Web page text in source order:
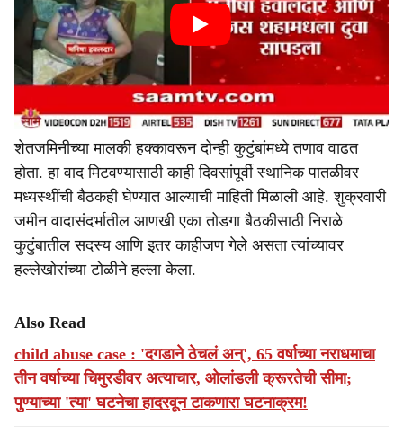
शेतजमिनीच्या मालकी हक्कावरून दोन्ही कुटुंबांमध्ये तणाव वाढत
होता. हा वाद मिटवण्यासाठी काही दिवसांपूर्वी स्थानिक पातळीवर
मध्यस्थींची बैठकही घेण्यात आल्याची माहिती मिळाली आहे. शुक्रवारी
जमीन वादासंदर्भातील आणखी एका तोडगा बैठकीसाठी निराळे
कुटुंबातील सदस्य आणि इतर काहीजण गेले असता त्यांच्यावर
हल्लेखोरांच्या टोळीने हल्ला केला.
Also Read
child abuse case : 'दगडाने ठेचलं अन्', 65 वर्षाच्या नराधमाचा
तीन वर्षाच्या चिमुरडीवर अत्याचार, ओलांडली क्रूरतेची सीमा;
पुण्याच्या 'त्या' घटनेचा हादरवून टाकणारा घटनाक्रम!